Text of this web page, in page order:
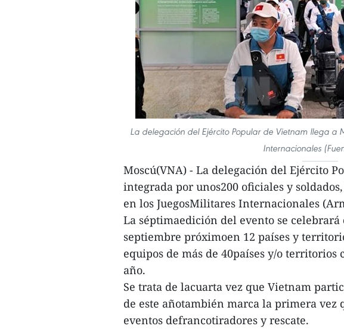
La delegación del Ejército Popular de Vietnam llega a
Internacionales
Moscú(VNA) - La delegación del Ejército
integrada por unos200 oficiales y
en los JuegosMilitares Internacionales
La séptimaedición del evento se celebrará
septiembre próximoen 12 países y
equipos de más de 40países y/o territorios
año.
Se trata de lacuarta vez que Vietnam
de este añotambién marca la primera vez
eventos defrancotiradores y rescate.